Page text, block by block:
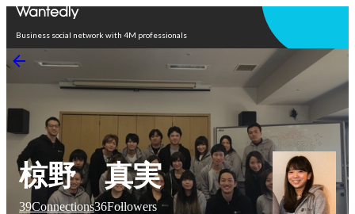
Business social network with 4M professionals
椋野 真実
39Connections36Followers